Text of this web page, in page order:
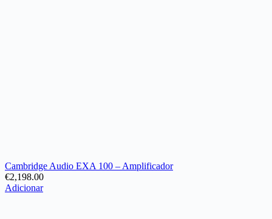
Cambridge Audio EXA 100 – Amplificador
€2,198.00
Adicionar